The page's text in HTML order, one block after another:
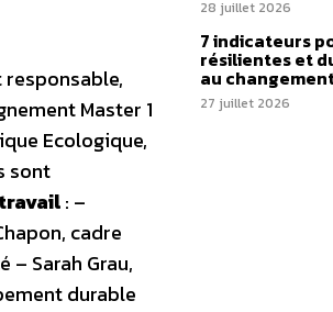
Master 1
Ecologique,
sont
: –
cadre
Sarah Grau,
durable
28 juillet 2026
7 indicateurs
résilientes et
au
27 juillet 2026